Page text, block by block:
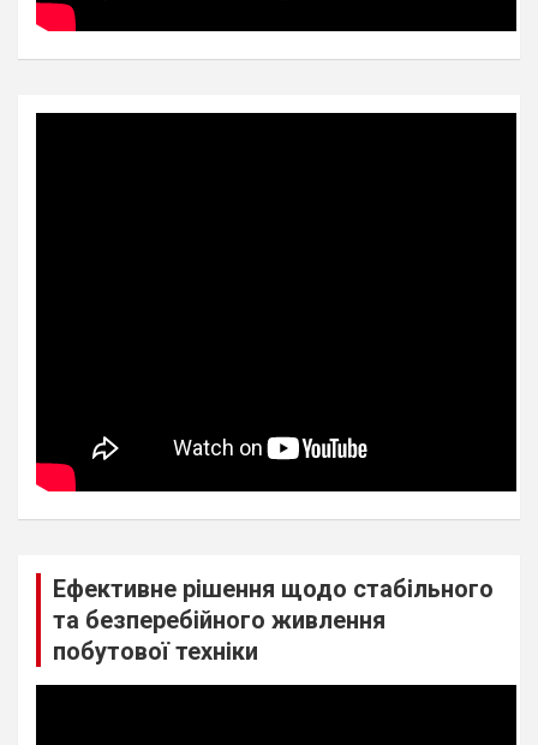
Ефективне рішення щодо стабільного
та безперебійного живлення
побутової техніки